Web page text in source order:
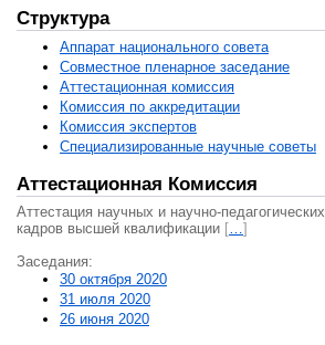
Структура
Аппарат национального совета
Совместное пленарное заседание
Аттестационная комисcия
Комиссия по аккредитации
Комиссия экспертов
Специализированные научные советы
Аттестационная Комиссия
Аттестация научных и научно-педагогических
кадров высшей квалификации […]
Заседания:
30 октября 2020
31 июля 2020
26 июня 2020